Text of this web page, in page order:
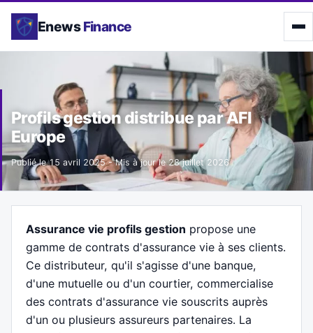
Enews Finance
Profils gestion distribue par AFI
Europe
Publié le15 avril 2025- Mis à jour le28 juillet 2026
Assurance vie profils gestion propose une
gamme de contrats d'assurance vie à ses clients.
Ce distributeur, qu'il s'agisse d'une banque,
d'une mutuelle ou d'un courtier, commercialise
des contrats d'assurance vie souscrits auprès
d'un ou plusieurs assureurs partenaires. La